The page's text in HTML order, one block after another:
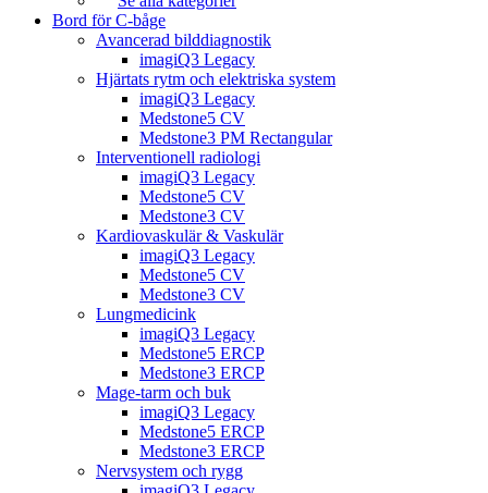
Bord för C-båge
Avancerad bilddiagnostik
imagiQ3 Legacy
Hjärtats rytm och elektriska system
imagiQ3 Legacy
Medstone5 CV
Medstone3 PM Rectangular
Interventionell radiologi
imagiQ3 Legacy
Medstone5 CV
Medstone3 CV
Kardiovaskulär & Vaskulär
imagiQ3 Legacy
Medstone5 CV
Medstone3 CV
Lungmedicink
imagiQ3 Legacy
Medstone5 ERCP
Medstone3 ERCP
Mage-tarm och buk
imagiQ3 Legacy
Medstone5 ERCP
Medstone3 ERCP
Nervsystem och rygg